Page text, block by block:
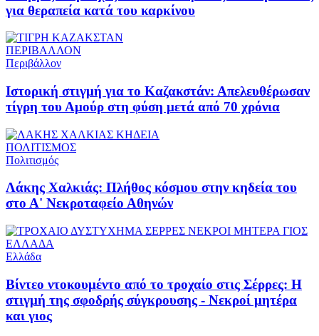
για θεραπεία κατά του καρκίνου
ΠΕΡΙΒΑΛΛΟΝ
Περιβάλλον
Ιστορική στιγμή για το Καζακστάν: Απελευθέρωσαν
τίγρη του Αμούρ στη φύση μετά από 70 χρόνια
ΠΟΛΙΤΙΣΜΟΣ
Πολιτισμός
Λάκης Χαλκιάς: Πλήθος κόσμου στην κηδεία του
στο Α' Νεκροταφείο Αθηνών
ΕΛΛΑΔΑ
Ελλάδα
Βίντεο ντοκουμέντο από το τροχαίο στις Σέρρες: Η
στιγμή της σφοδρής σύγκρουσης - Νεκροί μητέρα
και γιος